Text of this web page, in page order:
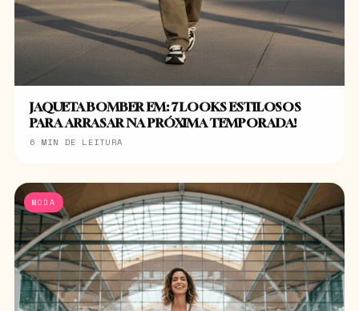
JAQUETA BOMBER EM: 7 LOOKS ESTILOSOS
PARA ARRASAR NA PRÓXIMA TEMPORADA!
6 MIN DE LEITURA
MODA